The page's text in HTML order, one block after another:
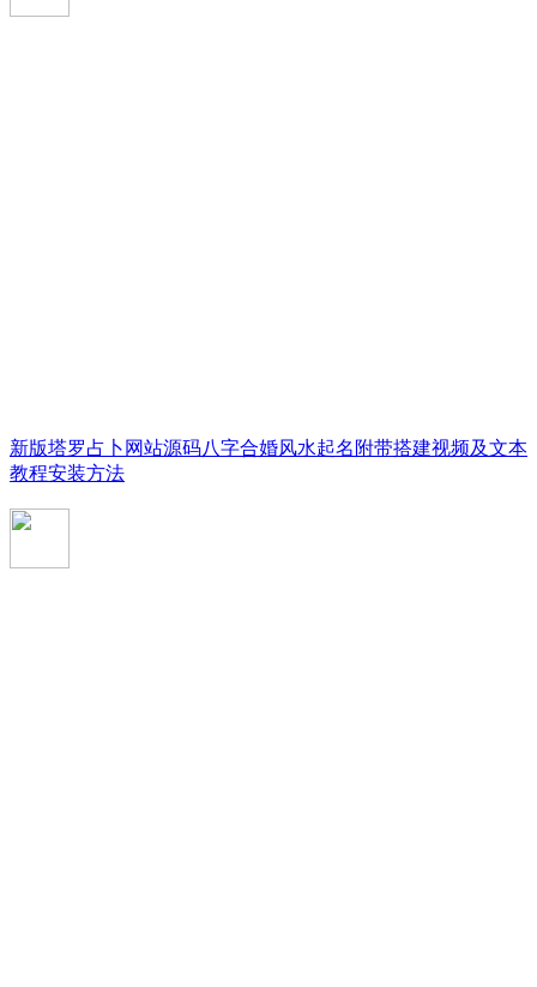
新版塔罗占卜网站源码八字合婚风水起名附带搭建视频及文本
教程安装方法